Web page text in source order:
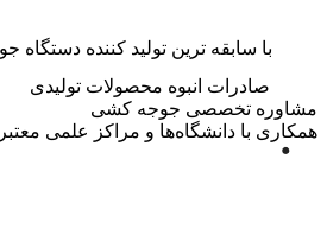
با سابقه ترین تولید کننده
صادرات انبوه محصولات تولیدی
مشاوره تخصصی جوجه کشی
همکاری با دانشگاه‌ها و مراکز علمی معتبر